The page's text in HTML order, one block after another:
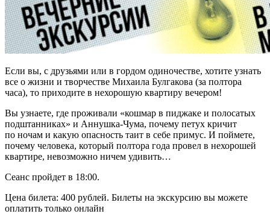
Если вы, с друзьями или в гордом одиночестве, хотите узнать
все о жизни и творчестве Михаила Булгакова (за полтора
часа), то приходите в нехорошую квартиру вечером!
Вы узнаете, где проживали «кошмар в пиджаке и полосатых
подштанниках» и Аннушка‑Чума, почему петух кричит
по ночам и какую опасность таит в себе примус. И поймете,
почему человека, который полтора года провел в нехорошей
квартире, невозможно ничем удивить…
Сеанс пройдет в 18:00.
Цена билета: 400 рублей. Билеты на экскурсию вы можете
оплатить только онлайн